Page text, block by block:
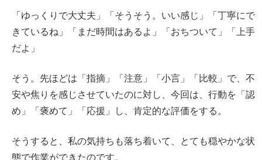
「ゆっくりで大丈夫」「そうそう。いい感じ」「丁寧にで
きているね」「まだ時間はあるよ」「おちついて」「上手
だよ」
そう。先ほどは「指摘」「注意」「小言」「比較」で、不
安や焦りを感じさせていたのに対し、今回は、行動を「認
め」「褒めて」「応援」し、肯定的な評価をする。
そうすると、私の気持ちも落ち着いて、とても穏やかな状
態で作業ができたのです。